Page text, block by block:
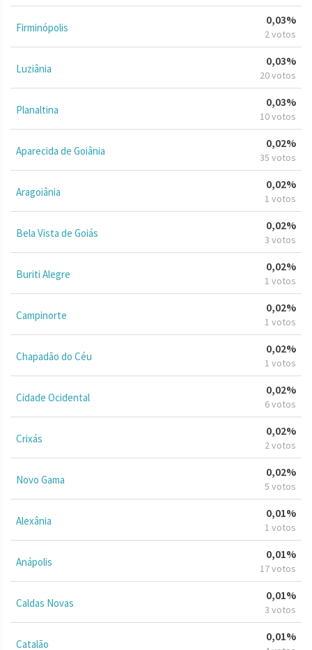
Firminópolis
0,03%
2 votos
Luziânia
0,03%
20 votos
Planaltina
0,03%
10 votos
Aparecida de Goiânia
0,02%
35 votos
Aragoiânia
0,02%
1 votos
Bela Vista de Goiás
0,02%
3 votos
Buriti Alegre
0,02%
1 votos
Campinorte
0,02%
1 votos
Chapadão do Céu
0,02%
1 votos
Cidade Ocidental
0,02%
6 votos
Crixás
0,02%
2 votos
Novo Gama
0,02%
5 votos
Alexânia
0,01%
1 votos
Anápolis
0,01%
17 votos
Caldas Novas
0,01%
3 votos
Catalão
0,01%